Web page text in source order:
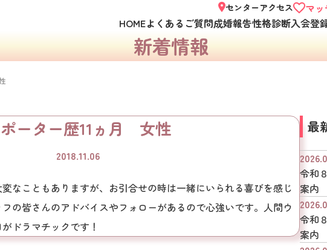
センターアクセス マ
HOMEよくあるご質問成婚報告性格診断入会登
新着情報
ーター歴11ヵ月 女性
2018.11.06
なこともありますが、お引合せの時は一緒にいられる喜びを感じ
の皆さんのアドバイスやフォローがあるので心強いです。人間ウ
ドラマチックです！
最
令和
案内
令和
案内